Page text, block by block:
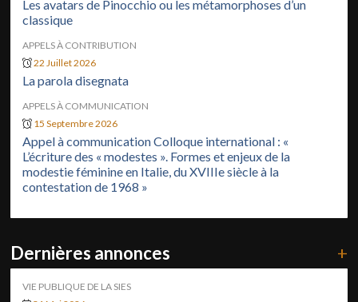
Les avatars de Pinocchio ou les métamorphoses d’un
classique
APPELS À CONTRIBUTION
22 Juillet 2026
La parola disegnata
APPELS À COMMUNICATION
15 Septembre 2026
Appel à communication Colloque international : «
L’écriture des « modestes ». Formes et enjeux de la
modestie féminine en Italie, du XVIIIe siècle à la
contestation de 1968 »
Dernières annonces +
VIE PUBLIQUE DE LA SIES